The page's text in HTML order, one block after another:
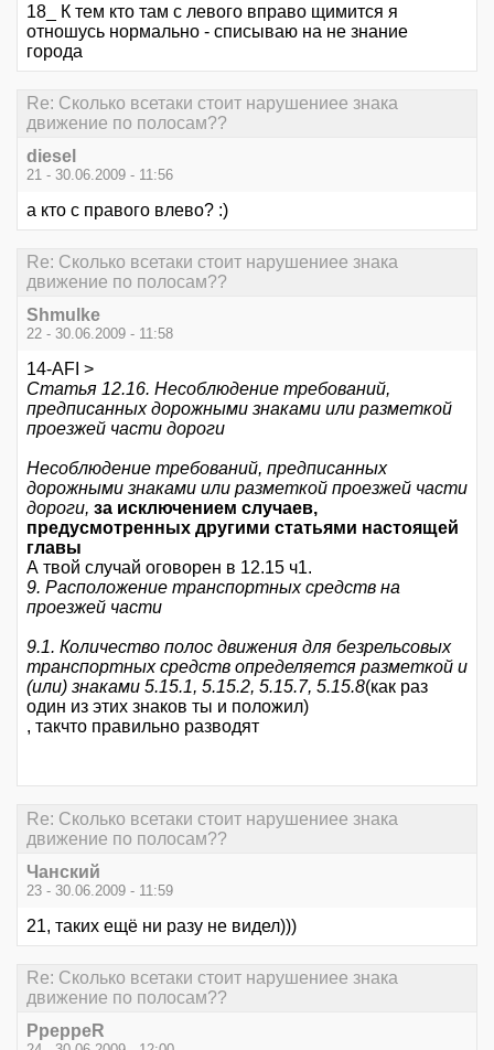
18_ К тем кто там с левого вправо щимится я
отношусь нормально - списываю на не знание
города
Re: Сколько всетаки стоит нарушениее знака
движение по полосам??
diesel
21 - 30.06.2009 - 11:56
а кто с правого влево? :)
Re: Сколько всетаки стоит нарушениее знака
движение по полосам??
Shmulke
22 - 30.06.2009 - 11:58
14-AFI >
Статья 12.16. Несоблюдение требований,
предписанных дорожными знаками или разметкой
проезжей части дороги
Несоблюдение требований, предписанных
дорожными знаками или разметкой проезжей части
дороги, за исключением случаев,
предусмотренных другими статьями настоящей
главы
А твой случай оговорен в 12.15 ч1.
9. Расположение транспортных средств на
проезжей части
9.1. Количество полос движения для безрельсовых
транспортных средств определяется разметкой и
(или) знаками 5.15.1, 5.15.2, 5.15.7, 5.15.8(как раз
один из этих знаков ты и положил)
, такчто правильно разводят
Re: Сколько всетаки стоит нарушениее знака
движение по полосам??
Чанский
23 - 30.06.2009 - 11:59
21, таких ещё ни разу не видел)))
Re: Сколько всетаки стоит нарушениее знака
движение по полосам??
PpeppeR